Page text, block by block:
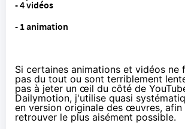
- 4 vidéos
- 1 animation
Si certaines animations et vidéos ne
pas du tout ou sont terriblement
pas à jeter un œil du côté de
Dailymotion, j'utilise quasi
en version originale des œuvres,
retrouver le plus aisément possible.